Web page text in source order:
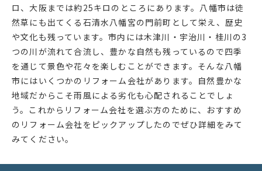
ロ、大阪までは約25キロのところにあります。八幡市は徒
然草にも出てくる石清水八幡宮の門前町として栄え、歴史
や文化も残っています。市内には木津川・宇治川・桂川の3
つの川が流れて合流し、豊かな自然も残っているので四季
を通じて景色や花々を楽しむことができます。そんな八幡
市にはいくつかのリフォーム会社があります。自然豊かな
地域だからこそ雨風による劣化も心配されることでしょ
う。これからリフォーム会社を選ぶ方のために、おすすめ
のリフォーム会社をピックアップしたのでぜひ詳細をみて
みてください。